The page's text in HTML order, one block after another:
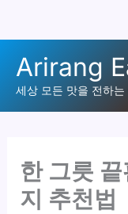
로
Arirang
세상 모든 맛을 전하
한 그릇
지 추천법